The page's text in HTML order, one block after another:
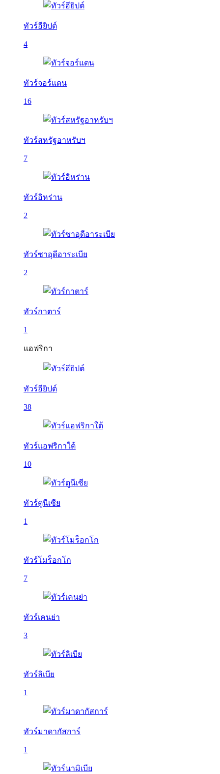
ทัวร์อียิปต์
4
ทัวร์จอร์แดน
16
ทัวร์สหรัฐอาหรับฯ
7
ทัวร์อิหร่าน
2
ทัวร์ซาอุดีอาระเบีย
2
ทัวร์กาตาร์
1
แอฟริกา
ทัวร์อียิปต์
38
ทัวร์แอฟริกาใต้
10
ทัวร์ตูนีเซีย
1
ทัวร์โมร็อกโก
7
ทัวร์เคนย่า
3
ทัวร์ลิเบีย
1
ทัวร์มาดากัสการ์
1